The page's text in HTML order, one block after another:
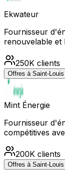
Ekwateur
Fournisseur
renouvelable et
250K clients
Offres à Saint-Louis
Mint Énergie
Fournisseur
compétitives
200K clients
Offres à Saint-Louis